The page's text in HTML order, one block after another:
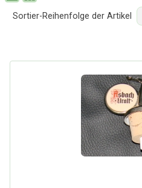
Sortier-Reihenfolge der Artikel